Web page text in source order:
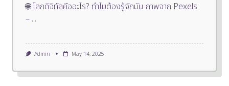
🌐 โลกดิจิทัลคืออะไร? ทำไมต้องรู้จักมัน ภาพจาก Pexels
– ...
Admin May 14, 2025